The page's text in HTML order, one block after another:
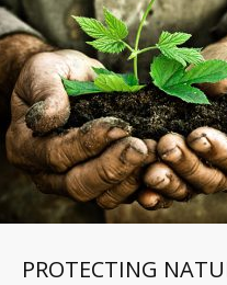
PROTECTING